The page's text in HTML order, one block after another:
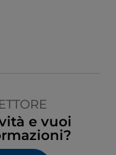
e vuoi